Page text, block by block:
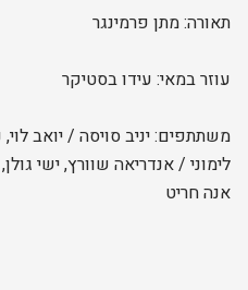
תאורה: מתן פרמינגר
עוזר במאי: עידו בסטיקר
משתתפים: יניב סויסה / יואב
לימוני / אנדריאה שוורץ, ישי
אנה חריט